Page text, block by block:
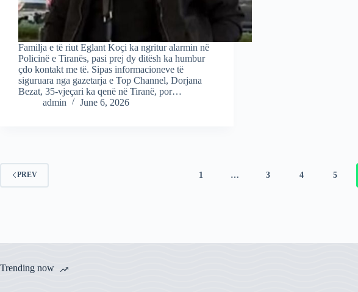
Familja e të riut Eglant Koçi ka ngritur alarmin në
Policinë e Tiranës, pasi prej dy ditësh ka humbur
çdo kontakt me të. Sipas informacioneve të
siguruara nga gazetarja e Top Channel, Dorjana
Bezat, 35-vjeçari ka qenë në Tiranë, por…
admin
June 6, 2026
PREV 1 … 3 4 5
Trending now